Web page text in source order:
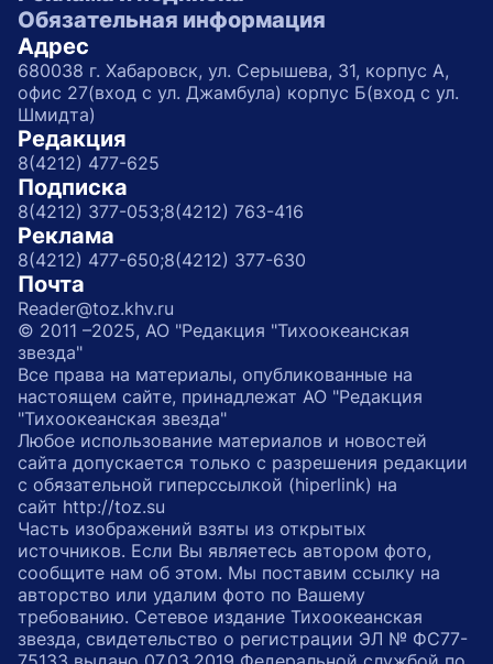
Обязательная информация
Адрес
680038 г. Хабаровск, ул. Серышева, 31, корпус А,
офис 27(вход с ул. Джамбула) корпус Б(вход с ул.
Шмидта)
Редакция
8(4212) 477-625
Подписка
8(4212) 377-053;8(4212) 763-416
Реклама
8(4212) 477-650;8(4212) 377-630
Почта
Reader@toz.khv.ru
© 2011 –2025, АО "Редакция "Тихоокеанская
звезда"
Все права на материалы, опубликованные на
настоящем сайте, принадлежат АО "Редакция
"Тихоокеанская звезда"
Любое использование материалов и новостей
сайта допускается только с разрешения редакции
с обязательной гиперссылкой (hiperlink) на
сайт http://toz.su
Часть изображений взяты из открытых
источников. Если Вы являетесь автором фото,
сообщите нам об этом. Мы поставим ссылку на
авторство или удалим фото по Вашему
требованию. Сетевое издание Тихоокеанская
звезда, свидетельство о регистрации ЭЛ № ФС77-